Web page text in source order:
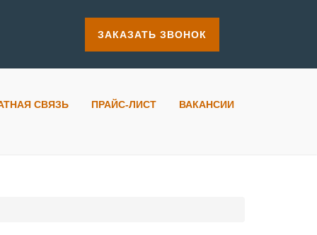
ЗАКАЗАТЬ ЗВОНОК
СВЯЗЬ ПРАЙС-ЛИСТ ВАКАНСИИ